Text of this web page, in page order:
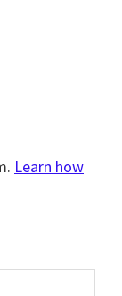
Learn how